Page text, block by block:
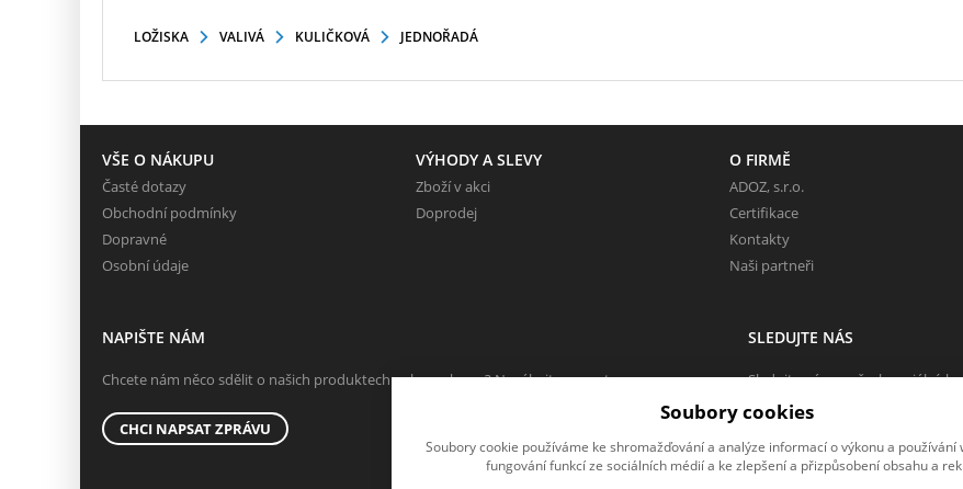
LOŽISKA VALIVÁ KULIČKOVÁ JEDNOŘADÁ
VŠE O NÁKUPU
Časté dotazy
Obchodní podmínky
Dopravné
Osobní údaje
VÝHODY A SLEVY
Zboží v akci
Doprodej
O FIRMĚ
ADOZ, s.r.o.
Certifikace
Kontakty
Naši partneři
NAPIŠTE NÁM
Chcete nám něco sdělit o našich produktech nebo e-shopu? Neváhejte napsat.
CHCI NAPSAT ZPRÁVU
SLEDUJTE NÁS
Sledujte nás na všech sociálních
Soubory cookies
Soubory cookie používáme ke shromažďování a analýze informací o výkonu a používání
fungování funkcí ze sociálních médií a ke zlepšení a přizpůsobení obsahu a